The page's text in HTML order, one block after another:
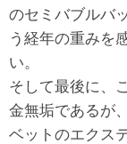
のセミバブルバ
う経年の重みを
い。
そして最後に、
金無垢であるが
ベットのエクス